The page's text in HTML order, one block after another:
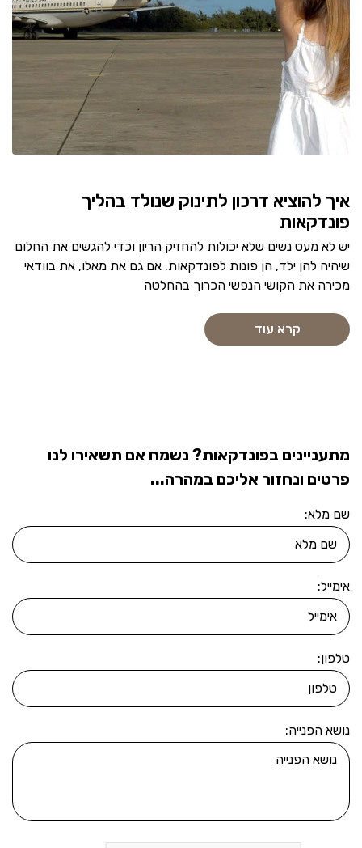
איך להוציא דרכון לתינוק שנולד בהליך
פונדקאות
יש לא מעט נשים שלא יכולות להחזיק הריון וכדי להגשים את החלום
שיהיה להן ילד, הן פונות לפונדקאות. אם גם את מאלו, את בוודאי
מכירה את הקושי הנפשי הכרוך בהחלטה
קרא עוד
מתעניינים בפונדקאות? נשמח אם תשאירו לנו
פרטים ונחזור אליכם במהרה...
שם מלא:
אימייל:
טלפון:
נושא הפנייה: